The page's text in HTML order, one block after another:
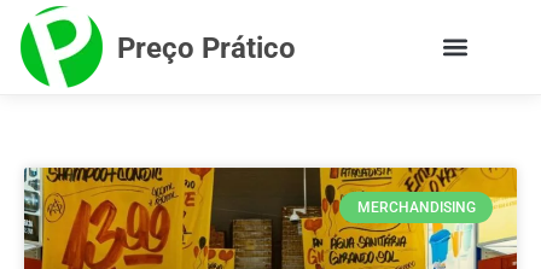
Preço Prático
MERCHANDISING